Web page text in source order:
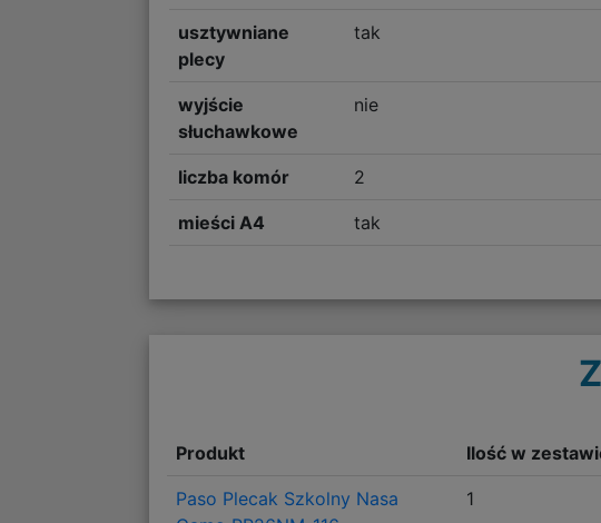
usztywniane
plecy
tak
wyjście
słuchawkowe
nie
liczba komór 2
mieści A4 tak
Produkt Ilość w
Paso Plecak Szkolny Nasa
1